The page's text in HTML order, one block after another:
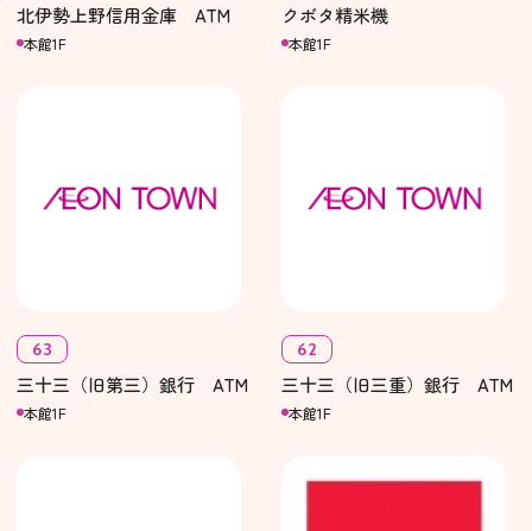
北伊勢上野信用金庫 ATM
本館1F
クボタ精米機
本館1F
63
三十三（旧第三）銀行 ATM
本館1F
62
三十三（旧三重）銀行 ATM
本館1F